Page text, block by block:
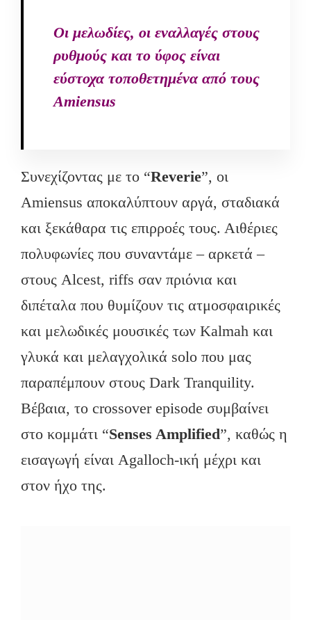
Οι μελωδίες, οι εναλλαγές στους
ρυθμούς και το ύφος είναι
εύστοχα τοποθετημένα από τους
Amiensus
Συνεχίζοντας με το “Reverie”, οι
Amiensus αποκαλύπτουν αργά, σταδιακά
και ξεκάθαρα τις επιρροές τους. Αιθέριες
πολυφωνίες που συναντάμε – αρκετά –
στους Alcest, riffs σαν πριόνια και
διπέταλα που θυμίζουν τις ατμοσφαιρικές
και μελωδικές μουσικές των Kalmah και
γλυκά και μελαγχολικά solo που μας
παραπέμπουν στους Dark Tranquility.
Βέβαια, το crossover episode συμβαίνει
στο κομμάτι “Senses Amplified”, καθώς η
εισαγωγή είναι Agalloch-ική μέχρι και
στον ήχο της.